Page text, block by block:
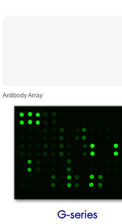
Antibody Array
G-series